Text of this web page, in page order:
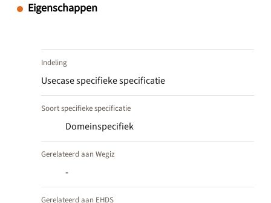
Eigenschappen
Indeling
Usecase specifieke specificatie
Soort specifieke specificatie
Domeinspecifiek
Gerelateerd aan Wegiz
-
Gerelateerd aan EHDS